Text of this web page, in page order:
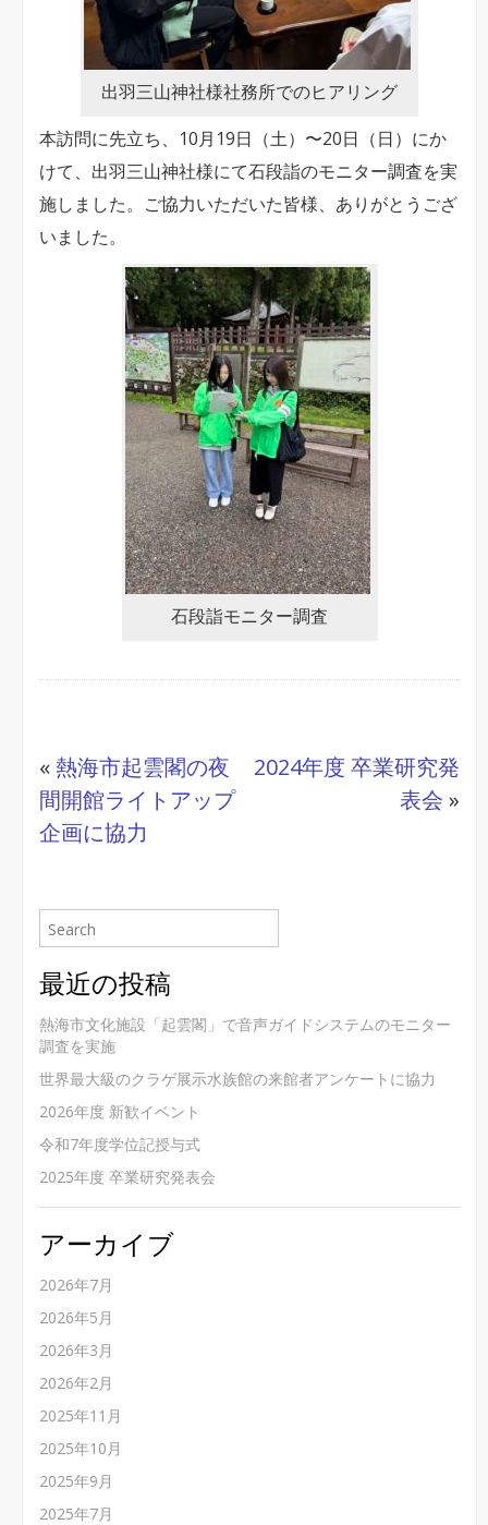
出羽三山神社様社務所でのヒアリング
本訪問に先立ち、10月19日（土）〜20日（日）にか
けて、出羽三山神社様にて石段詣のモニター調査を実
施しました。ご協力いただいた皆様、ありがとうござ
いました。
石段詣モニター調査
«熱海市起雲閣の夜
間開館ライトアップ
企画に協力
2024年度 卒業研究発
表会 »
最近の投稿
熱海市文化施設「起雲閣」で音声ガイドシステムのモニター
調査を実施
世界最大級のクラゲ展示水族館の来館者アンケートに協力
2026年度 新歓イベント
令和7年度学位記授与式
2025年度 卒業研究発表会
アーカイブ
2026年7月
2026年5月
2026年3月
2026年2月
2025年11月
2025年10月
2025年9月
2025年7月